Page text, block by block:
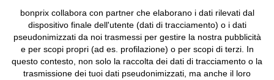
bonprix collabora con partner che elaborano i dati rilevati dal
dispositivo finale dell'utente (dati di tracciamento) o i dati
pseudonimizzati da noi trasmessi per gestire la nostra pubblicità
e per scopi propri (ad es. profilazione) o per scopi di terzi. In
questo contesto, non solo la raccolta dei dati di tracciamento o la
trasmissione dei tuoi dati pseudonimizzati, ma anche il loro